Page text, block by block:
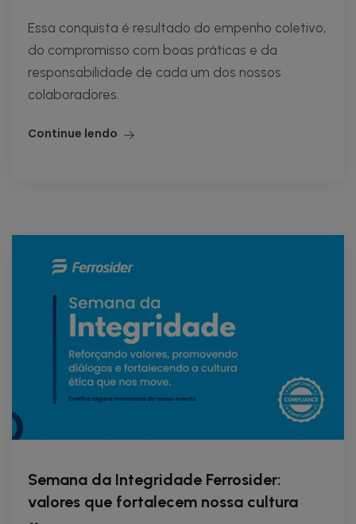
Essa conquista é resultado do empenho coletivo,
do compromisso com boas práticas e da
responsabilidade de cada um dos nossos
colaboradores.
Continue lendo
Semana da Integridade Ferrosider:
valores que fortalecem nossa cultura